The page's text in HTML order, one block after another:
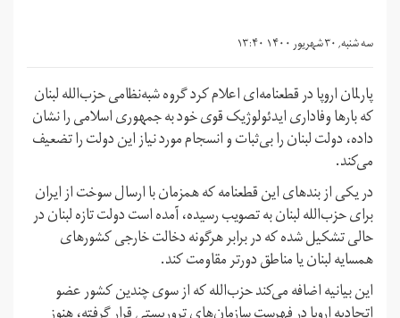
سه شنبه, ۳۰ شهریور ۱۴۰۰ ۱۳:۴۰
پارلمان اروپا در قطعنامه‌ای اعلام کرد گروه شبه‌نظامی حزب‌الله لبنان
که بارها وفاداری ایدئولوژیک قوی خود به جمهوری اسلامی را نشان
داده، دولت لبنان را بی‌ثبات و انسجام مورد نیاز این دولت را تضعیف
می‌کند.
در یکی از بندهای این قطعنامه که همزمان با ارسال سوخت از ایران
برای حزب‌الله لبنان به تصویب رسیده، آمده است دولت تازه لبنان در
حالی تشکیل شده که در برابر هرگونه دخالت خارجی کشورهای
همسایه لبنان یا مناطق دورتر مقاومت کند.
این بیانیه اضافه می‌کند حزب‌الله که از سوی چندین کشور عضو